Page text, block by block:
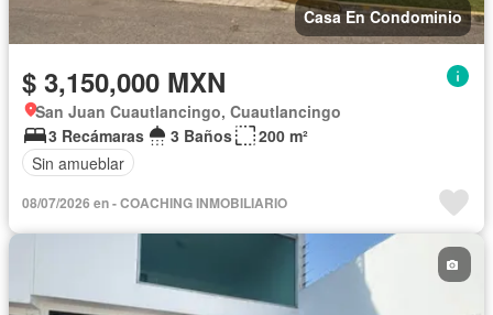
Casa En Condominio
$ 3,150,000 MXN
San Juan Cuautlancingo, Cuautlancingo
3 Recámaras
3 Baños
200 m²
Sin amueblar
08/07/2026 en - COACHING INMOBILIARIO